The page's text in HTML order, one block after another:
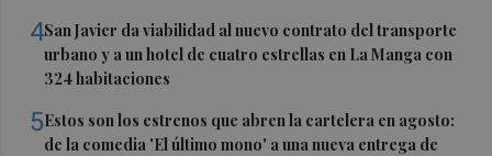
4San Javier da viabilidad al nuevo contrato del transporte
urbano y a un hotel de cuatro estrellas en La Manga con
324 habitaciones
5Estos son los estrenos que abren la cartelera en agosto:
de la comedia 'El último mono' a una nueva entrega de